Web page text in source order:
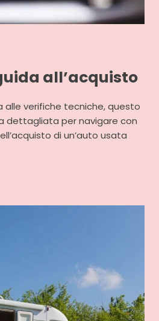
all’acquisto
alle verifiche tecniche, questo
dettagliata per navigare con
di un’auto usata